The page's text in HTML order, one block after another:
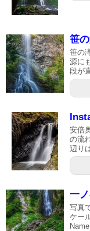
笹
笹の
源に
段が
安倍
の流
辺り
一
写真
ケー